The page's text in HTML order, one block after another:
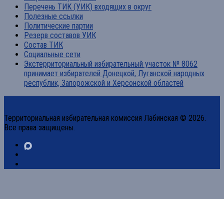
Перечень ТИК (УИК) входящих в округ
Полезные ссылки
Политические партии
Резерв составов УИК
Состав ТИК
Социальные сети
Экстерриториальный избирательный участок № 8062
принимает избирателей Донецкой, Луганской народных
республик, Запорожской и Херсонской областей
Территориальная избирательная комиссия Лабинская © 2026.
Все права защищены.